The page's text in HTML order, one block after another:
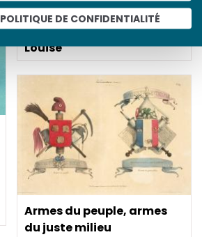
POLITIQUE DE CONFIDENTIALITÉ
Le mariage religieux de
Napoléon Ier et de Marie-
Louise
Armes du peuple, armes
du juste milieu